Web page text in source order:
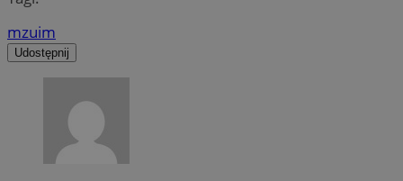
mzuim
Udostępnij